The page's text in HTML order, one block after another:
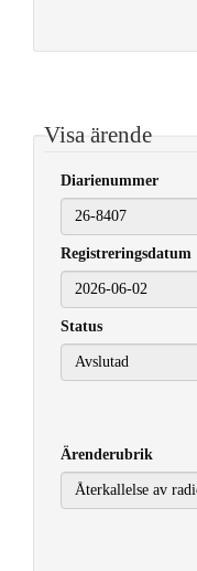
Visa ärende
Diarienummer
Registreringsdatum
2026-06-02
Status
Ärenderubrik